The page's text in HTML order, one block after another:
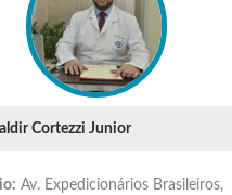
Cortezzi Junior
Av. Expedicionários Brasileiros,